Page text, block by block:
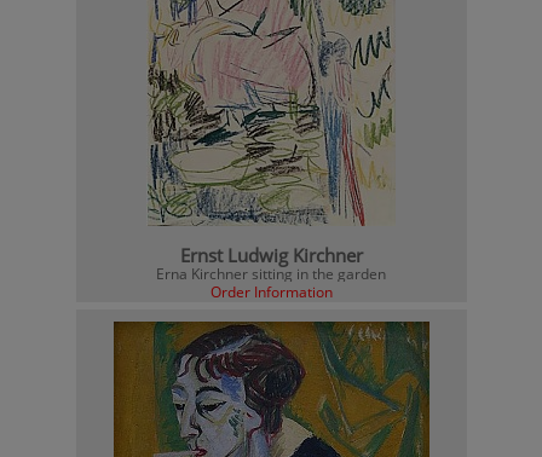
Ernst Ludwig Kirchner
Erna Kirchner sitting in the garden
Order Information